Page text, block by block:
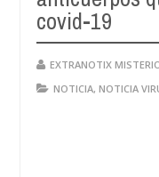
covid-19
EXTRANOTIX
NOTICIA, NOTICIA